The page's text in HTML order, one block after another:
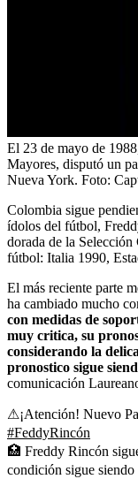
El 23 de mayo de
Mayores, disputó un
Nueva York. Foto:
Colombia sigue
ídolos del fútbol,
dorada de la Selección
fútbol: Italia 1990,
El más reciente parte
ha cambiado mucho
con medidas de
muy critica, su
considerando la
pronostico sigue
comunicación
⚠¡Atención! Nuevo
#FeddyRincón
🏥 Freddy Rincón
condición sigue